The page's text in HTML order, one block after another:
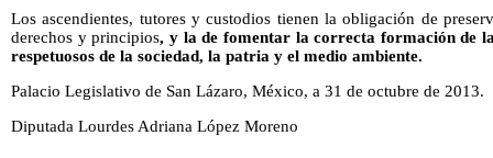
Los ascendientes, tutores y custodios tienen la obligación de
derechos y principios, y la de fomentar la correcta formación de
respetuosos de la sociedad, la patria y el medio ambiente.
Palacio Legislativo de San Lázaro, México, a 31 de octubre de 2013.
Diputada Lourdes Adriana López Moreno